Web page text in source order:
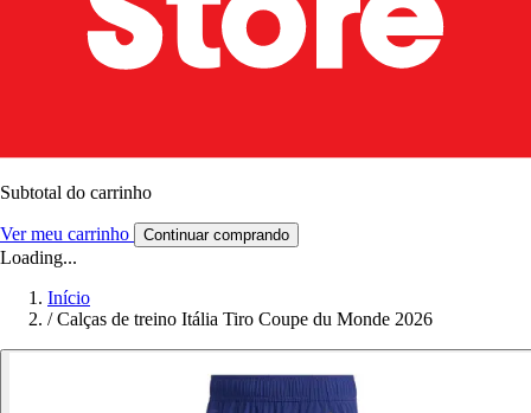
Subtotal do carrinho
Ver meu carrinho Continuar comprando
Loading...
Início
/ Calças de treino Itália Tiro Coupe du Monde 2026